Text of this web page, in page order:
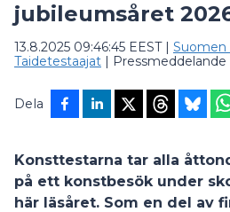
jubileumsåret
13.8.2025 09:46:45 EEST|
Taidetestaajat | Pressmeddelande
Dela
Konsttestarna tar alla
på ett konstbesök under
här läsåret. Som en del av